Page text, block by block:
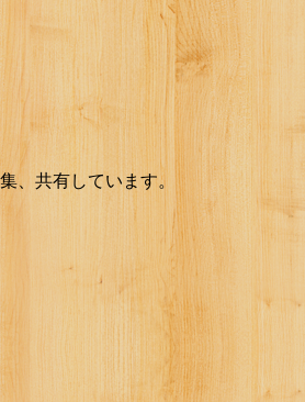
、共有しています。